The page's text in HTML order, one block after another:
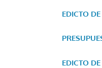
EDICTO
EDICTO